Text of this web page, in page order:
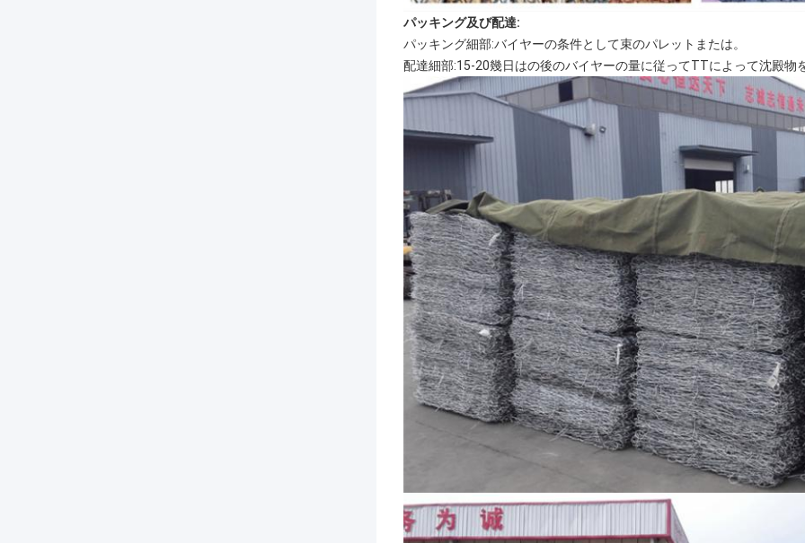
パッキング及び配達:
パッキング細部:バイヤーの条件として束のパレットまたは。
配達細部:15-20幾日はの後のバイヤーの量に従ってTTによって沈殿物